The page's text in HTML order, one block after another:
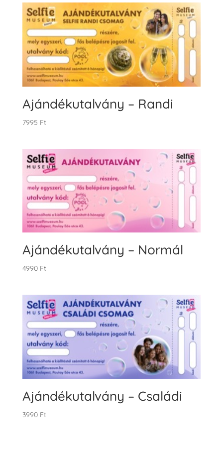
Ajándékutalvány – Randi
7995 Ft
Ajándékutalvány – Normál
4990 Ft
Ajándékutalvány – Családi
3990 Ft